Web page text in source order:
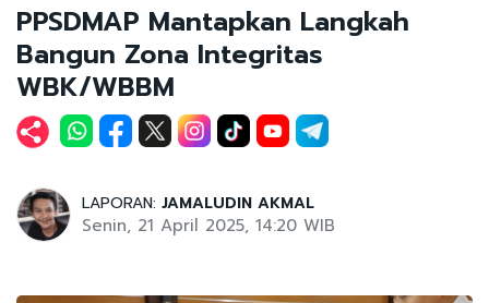
PPSDMAP Mantapkan Langkah
Bangun Zona Integritas
WBK/WBBM
LAPORAN: JAMALUDIN AKMAL
Senin, 21 April 2025, 14:20 WIB